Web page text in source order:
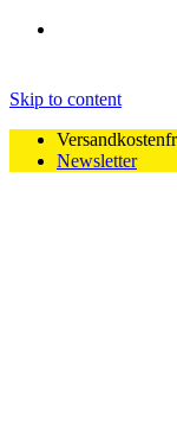
Skip to content
Newsletter